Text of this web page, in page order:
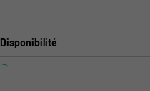
Disponibilité